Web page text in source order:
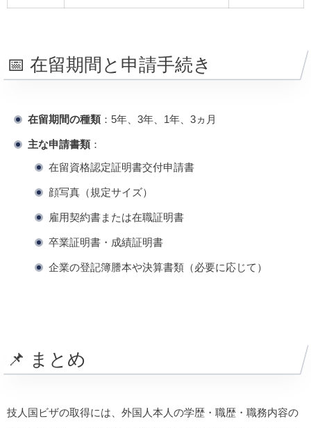
📅 在留期間と申請手続き
在留期間の種類 ：5年、3年、1年、3ヵ月
主な申請書類 ：
在留資格認定証明書交付申請書
顔写真（規定サイズ）
雇用契約書または在職証明書
卒業証明書・成績証明書
企業の登記簿謄本や決算書類（必要に応じて）
📌 まとめ
技人国ビザの取得には、外国人本人の学歴・職歴・職務内容の